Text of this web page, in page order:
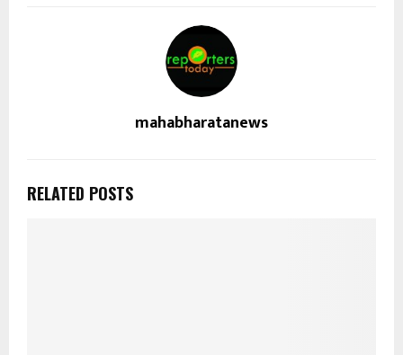
mahabharatanews
RELATED POSTS